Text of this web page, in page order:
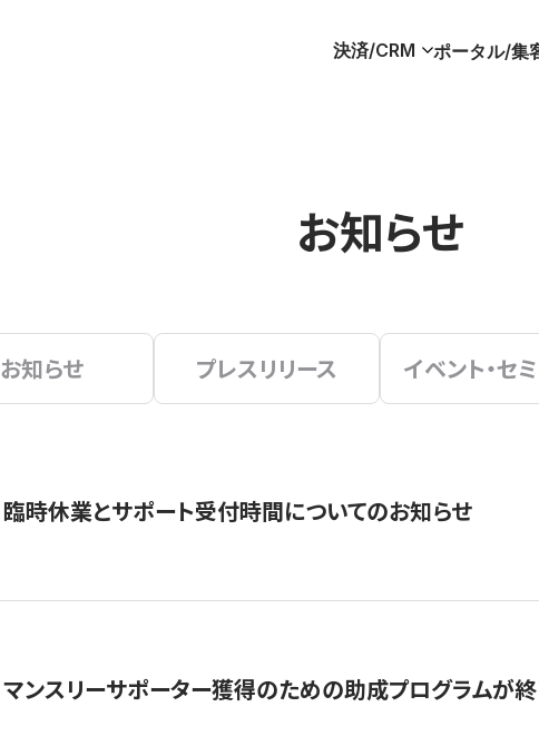
決済/CRM ポータル/集
お知らせ
お知らせ プレスリリース イベント・セ
臨時休業とサポート受付時間についてのお知らせ
マンスリーサポーター獲得のための助成プログラムが